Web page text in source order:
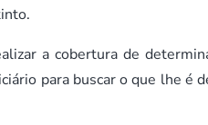
a cobertura de
para buscar o que lhe é